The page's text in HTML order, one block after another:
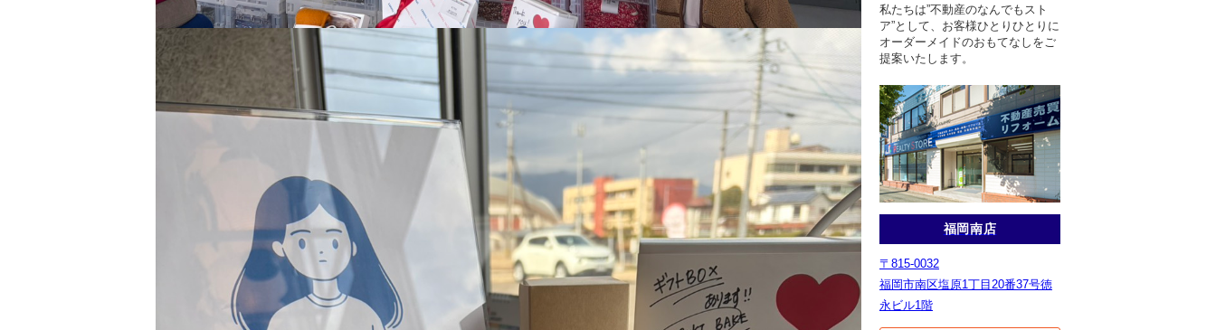
私たちは”不動産のなんでもスト
ア”として、お客様ひとりひとりに
オーダーメイドのおもてなしをご
提案いたします。
福岡南店
〒815-0032
福岡市南区塩原1丁目20番37号徳
永ビル1階